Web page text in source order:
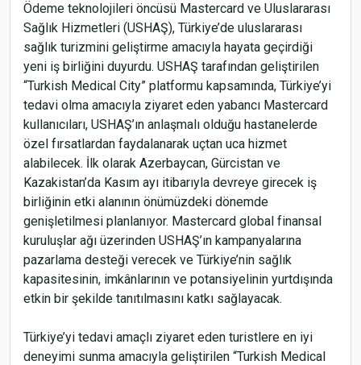
Ödeme teknolojileri öncüsü Mastercard ve Uluslararası
Sağlık Hizmetleri (USHAŞ), Türkiye’de uluslararası
sağlık turizmini geliştirme amacıyla hayata geçirdiği
yeni iş birliğini duyurdu. USHAŞ tarafından geliştirilen
“Turkish Medical City” platformu kapsamında, Türkiye’yi
tedavi olma amacıyla ziyaret eden yabancı Mastercard
kullanıcıları, USHAŞ’ın anlaşmalı olduğu hastanelerde
özel fırsatlardan faydalanarak uçtan uca hizmet
alabilecek. İlk olarak Azerbaycan, Gürcistan ve
Kazakistan’da Kasım ayı itibarıyla devreye girecek iş
birliğinin etki alanının önümüzdeki dönemde
genişletilmesi planlanıyor. Mastercard global finansal
kuruluşlar ağı üzerinden USHAŞ’ın kampanyalarına
pazarlama desteği verecek ve Türkiye’nin sağlık
kapasitesinin, imkânlarının ve potansiyelinin yurtdışında
etkin bir şekilde tanıtılmasını katkı sağlayacak.
Türkiye’yi tedavi amaçlı ziyaret eden turistlere en iyi
deneyimi sunma amacıyla geliştirilen “Turkish Medical